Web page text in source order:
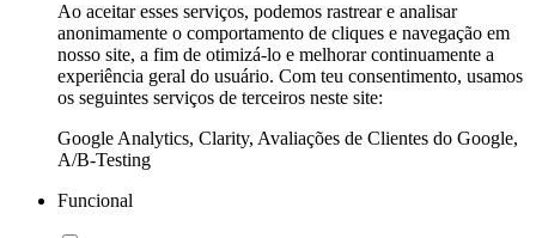
Ao aceitar esses serviços, podemos rastrear e analisar
anonimamente o comportamento de cliques e navegação em
nosso site, a fim de otimizá-lo e melhorar continuamente a
experiência geral do usuário. Com teu consentimento, usamos
os seguintes serviços de terceiros neste site:
Google Analytics, Clarity, Avaliações de Clientes do Google,
A/B-Testing
Funcional